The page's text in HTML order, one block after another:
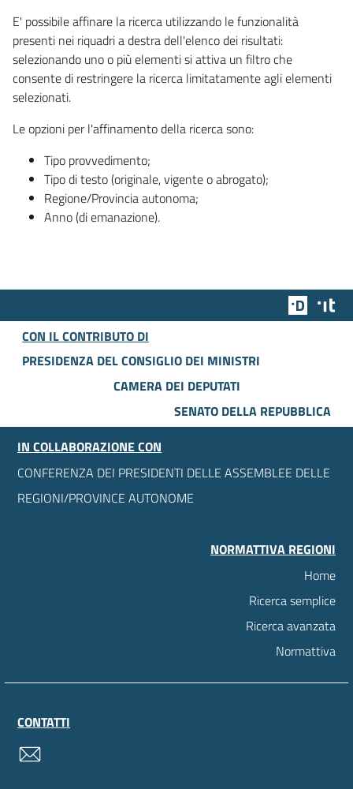
E' possibile affinare la ricerca utilizzando le funzionalità
presenti nei riquadri a destra dell'elenco dei risultati:
selezionando uno o più elementi si attiva un filtro che
consente di restringere la ricerca limitatamente agli elementi
selezionati.
Le opzioni per l'affinamento della ricerca sono:
Tipo provvedimento;
Tipo di testo (originale, vigente o abrogato);
Regione/Provincia autonoma;
Anno (di emanazione).
Team
CON IL CONTRIBUTO DI
PRESIDENZA DEL CONSIGLIO DEI MINISTRI
CAMERA DEI DEPUTATI
SENATO DELLA REPUBBLICA
IN COLLABORAZIONE CON
CONFERENZA DEI PRESIDENTI DELLE ASSEMBLEE DELLE
REGIONI/PROVINCE AUTONOME
NORMATTIVA REGIONI
Home
Ricerca semplice
Ricerca avanzata
Normattiva
CONTATTI